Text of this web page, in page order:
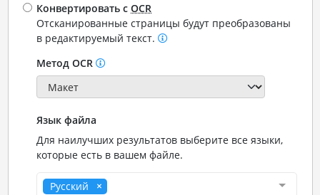
Конвертировать сOCR
Отсканированные страницы будут преобразованы
в редактируемый текст.
Метод OCR
Язык файла
Для наилучших результатов выберите все языки,
которые есть в вашем файле.
Русский